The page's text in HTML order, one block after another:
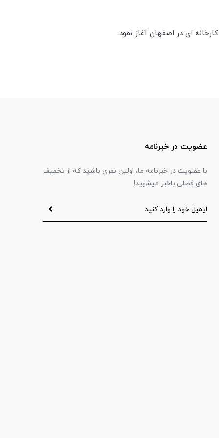
عضویت در خبرنامه
با عضویت در خبرنامه ما، اولین نفری باشید که از تخفیف
های فصلی باخبر میشوید!